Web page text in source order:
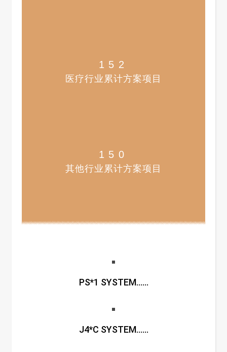
医疗行业累计方案项目
152
其他行业累计方案项目
150
PS*1 SYSTEM......
J4*C SYSTEM......